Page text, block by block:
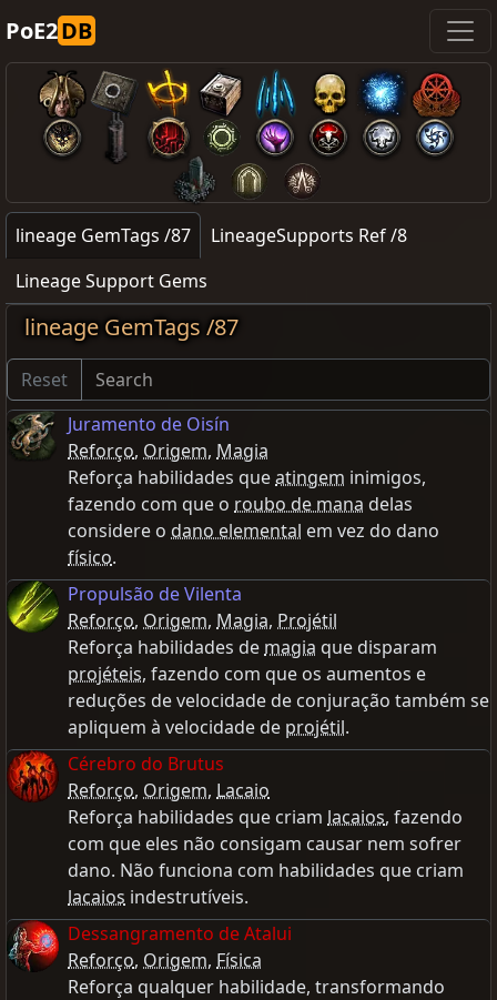
PoE2DB
lineage GemTags /87
LineageSupports Ref /8
Lineage Support Gems
lineage GemTags /87
Reset
Juramento de Oisín
Reforço, Origem, Magia
Reforça habilidades queatingem inimigos,
fazendo com que o roubo de mana delas
considere o dano elemental em vez do dano
físico.
Propulsão de Vilenta
Reforço, Origem, Magia, Projétil
Reforça habilidades de magia que disparam
projéteis, fazendo com que os aumentos e
reduções de velocidade de conjuração também se
apliquem à velocidade de projétil.
Cérebro do Brutus
Reforço, Origem, Lacaio
Reforça habilidades que criam lacaios, fazendo
com que eles não consigam causar nem sofrer
dano. Não funciona com habilidades que criam
lacaios indestrutíveis.
Dessangramento de Atalui
Reforço, Origem, Física
Reforça qualquer habilidade, transformando